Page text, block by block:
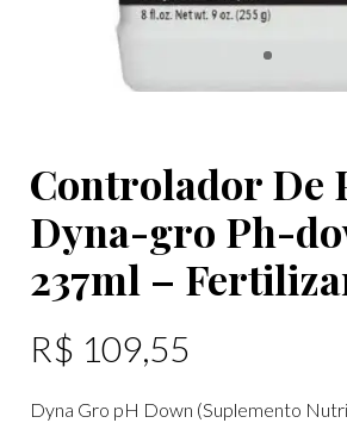
Controlador De
Dyna-gro Ph-
237ml –
R$ 109,55
Dyna Gro pH Down (Suplemento